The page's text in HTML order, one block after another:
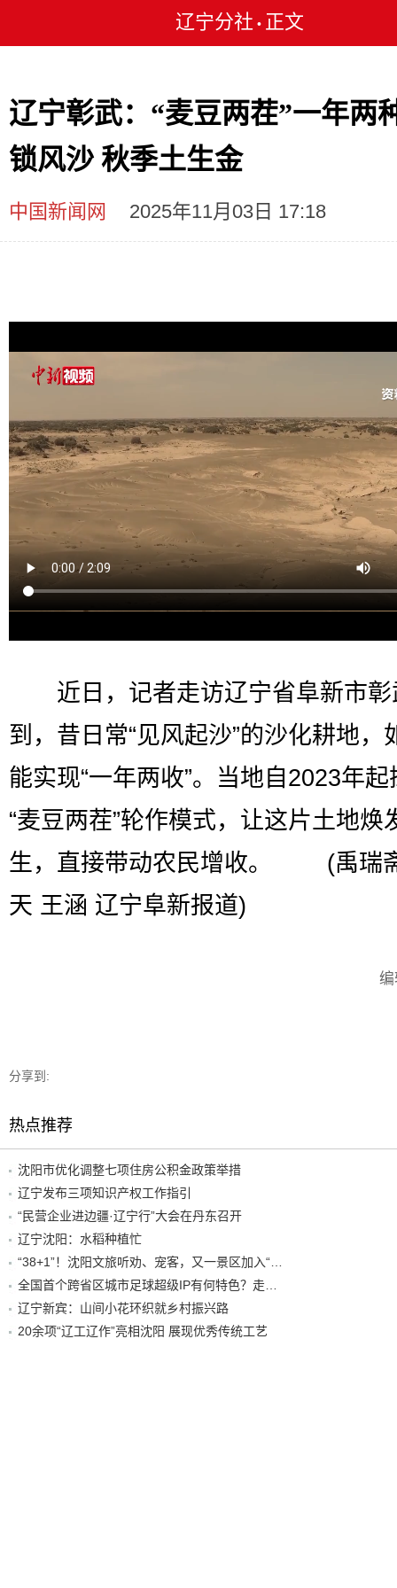
辽宁分社 • 正文
辽宁彰武：“麦豆两茬”一年两
锁风沙 秋季土生金
中国新闻网 2025年11月03日 17:18
近日，记者走访辽宁省阜新市彰
到，昔日常“见风起沙”的沙化耕地，
能实现“一年两收”。当地自2023年
“麦豆两茬”轮作模式，让这片土地焕
生，直接带动农民增收。 (禹瑞
天 王涵 辽宁阜新报道)
分享到:
热点推荐
沈阳市优化调整七项住房公积金政策举措
辽宁发布三项知识产权工作指引
“民营企业进边疆·辽宁行”大会在丹东召开
辽宁沈阳：水稻种植忙
辽宁新宾：山间小花环织就乡村振兴路
20余项“辽工辽作”亮相沈阳 展现优秀传统工艺